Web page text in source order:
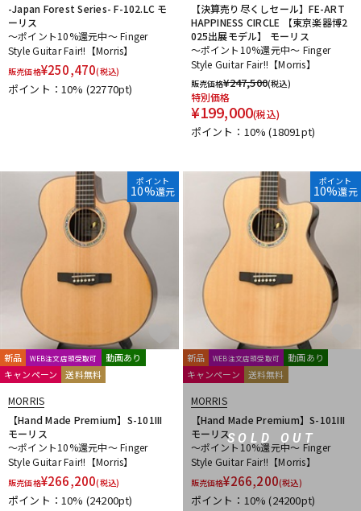
-Japan Forest Series- F-102.LC モ
ーリス
～ポイント10%還元中～ Finger
Style Guitar Fair!!【Morris】
販売価格¥250,470(税込)
ポイント：10% (22770pt)
【決算売り尽くしセール】FE-ART
HAPPINESS CIRCLE 【東京楽器博2
025出展モデル】 モーリス
～ポイント10%還元中～ Finger
Style Guitar Fair!!【Morris】
販売価格¥247,500(税込)
特別価格
¥199,000(税込)
ポイント：10%(18091pt)
ポイント
10%還元
新品 WEB注文店頭受取可
動画あり
キャンペーン
送料無料
MORRIS
【Hand Made Premium】S-101III
モーリス
～ポイント10%還元中～ Finger
Style Guitar Fair!!【Morris】
販売価格¥266,200(税込)
ポイント：10% (24200pt)
SOLD OUT
ポイント
10%還元
新品 WEB注文店頭受取可
動画あり
キャンペーン
送料無料
MORRIS
【Hand Made Premium】S-101III
モーリス
～ポイント10%還元中～ Finger
Style Guitar Fair!!【Morris】
販売価格¥266,200(税込)
ポイント：10%(24200pt)